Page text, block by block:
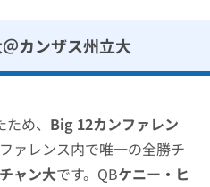
カンザス州立大
め、 Big 12カンファレン
ァレンス内で唯一の全勝チ
ャン大です。QBケニー・ヒ